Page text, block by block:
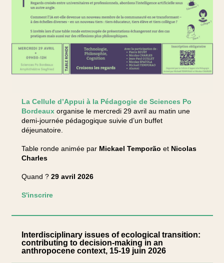
La Cellule d’Appui à la Pédagogie de Sciences Po
Bordeauxorganise le mercredi 29 avril au matin une
demi-journée pédagogique suivie d’un buffet
déjeunatoire.
Table ronde animée par Mickael Temporão et Nicolas
Charles
Quand ? 29 avril 2026
S'inscrire
Interdisciplinary issues of ecological transition:
contributing to decision-making in an
anthropocene context, 15-19 juin 2026